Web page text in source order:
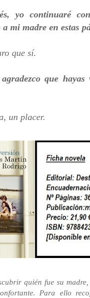
yo continuaré
mi madre en estas
que sí.
que
un placer.
quién fue su
Para ello